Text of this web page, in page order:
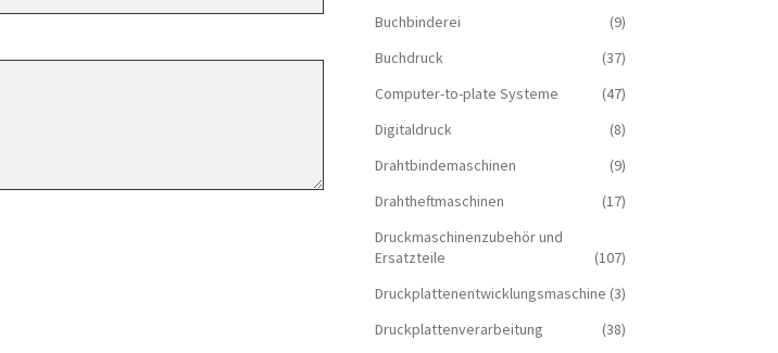
Buchbinderei
(9)
Buchdruck
(37)
Computer-to-plate Systeme
(47)
Digitaldruck
(8)
Drahtbindemaschinen
(9)
Drahtheftmaschinen
(17)
Druckmaschinenzubehör und
Ersatzteile
(107)
Druckplattenentwicklungsmaschine (3)
Druckplattenverarbeitung
(38)